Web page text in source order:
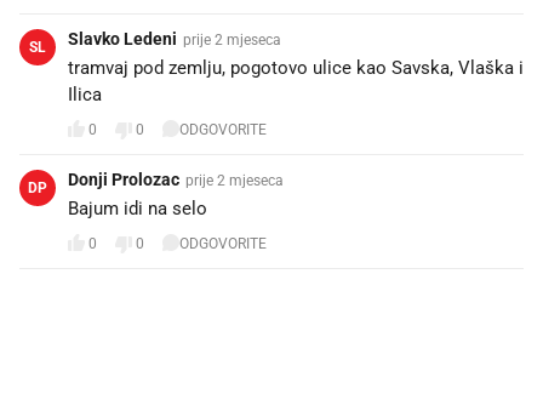
SL Slavko Ledeni prije 2 mjeseca
tramvaj pod zemlju, pogotovo ulice kao Savska, Vlaška i
Ilica
0 0 ODGOVORITE
DP Donji Prolozac prije 2 mjeseca
Bajum idi na selo
0 0 ODGOVORITE